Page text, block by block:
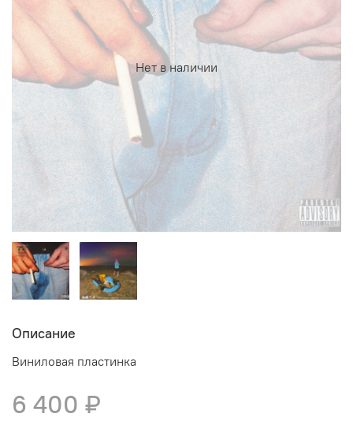
Нет в наличии
Описание
Виниловая пластинка
6 400 ₽